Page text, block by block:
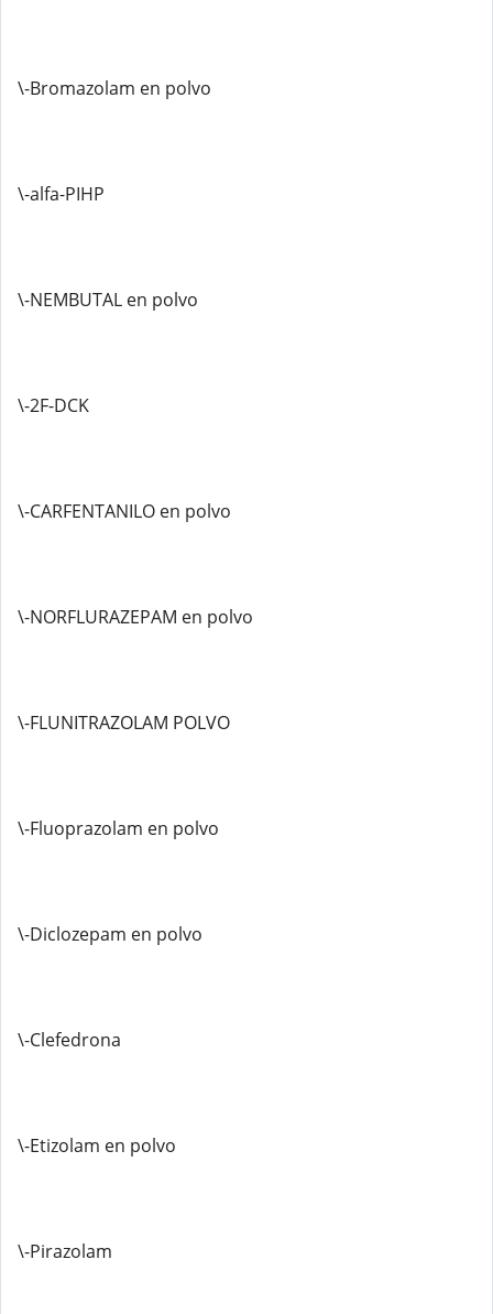
\-Bromazolam en polvo
\-alfa-PIHP
\-NEMBUTAL en polvo
\-2F-DCK
\-CARFENTANILO en polvo
\-NORFLURAZEPAM en polvo
\-FLUNITRAZOLAM POLVO
\-Fluoprazolam en polvo
\-Diclozepam en polvo
\-Clefedrona
\-Etizolam en polvo
\-Pirazolam